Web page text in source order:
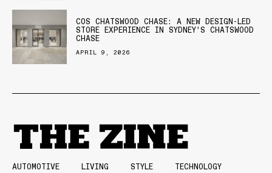
COS CHATSWOOD CHASE: A NEW DESIGN-LED
STORE EXPERIENCE IN SYDNEY’S CHATSWOOD
CHASE
APRIL 9, 2026
AUTOMOTIVE LIVING STYLE TECHNOLOGY